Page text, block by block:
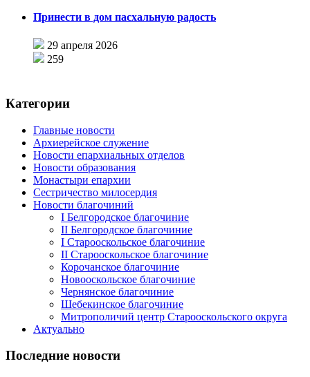
Принести в дом пасхальную радость
29 апреля 2026
259
Категории
Главные новости
Архиерейское служение
Новости епархиальных отделов
Новости образования
Монастыри епархии
Сестричество милосердия
Новости благочиний
I Белгородское благочиние
II Белгородское благочиние
I Старооскольское благочиние
II Старооскольское благочиние
Корочанское благочиние
Новооскольское благочиние
Чернянское благочиние
Шебекинское благочиние
Митрополичий центр Старооскольского округа
Актуально
Последние новости